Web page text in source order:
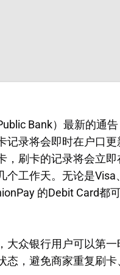
Bank）最新的通
记录将会即时在户口
，刷卡的记录将会立即
个工作天。无论是Visa、
的Debit Card都
大众银行用户可以第一
态，避免商家重复刷卡